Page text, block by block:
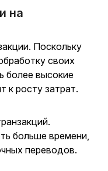
на
Поскольку
своих
более высокие
к росту затрат.
больше времени,
переводов.